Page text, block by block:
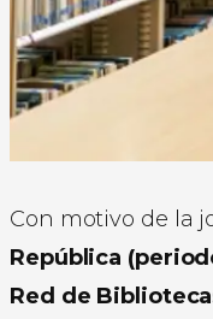
Con motivo de la
República
Red de